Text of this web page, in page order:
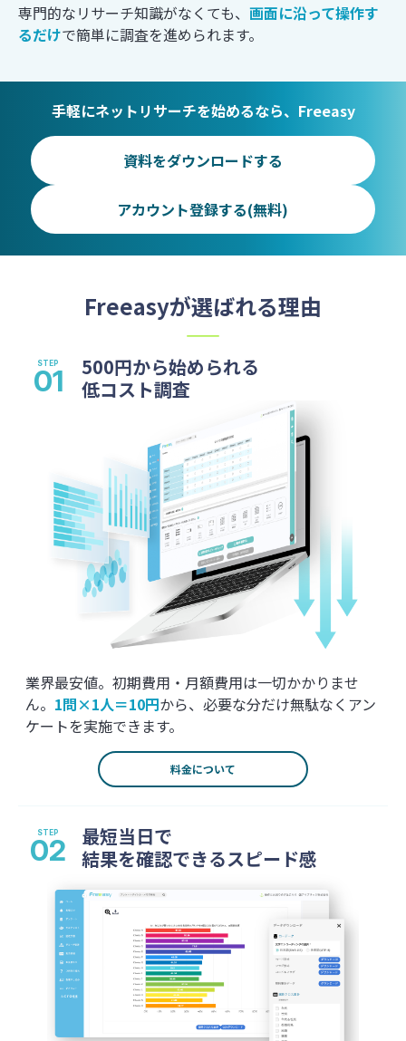
専門的なリサーチ知識がなくても、 画面に沿って操作す
るだけで簡単に調査を進められます。
手軽にネットリサーチを始めるなら、Freeasy
資料をダウンロードする
アカウント登録する(無料)
Freeasyが選ばれる理由
500円から始められる
低コスト調査
業界最安値。初期費用・月額費用は一切かかりませ
ん。 1問×1人＝10円から、必要な分だけ無駄なくアン
ケートを実施できます。
料金について
最短当日で
結果を確認できるスピード感